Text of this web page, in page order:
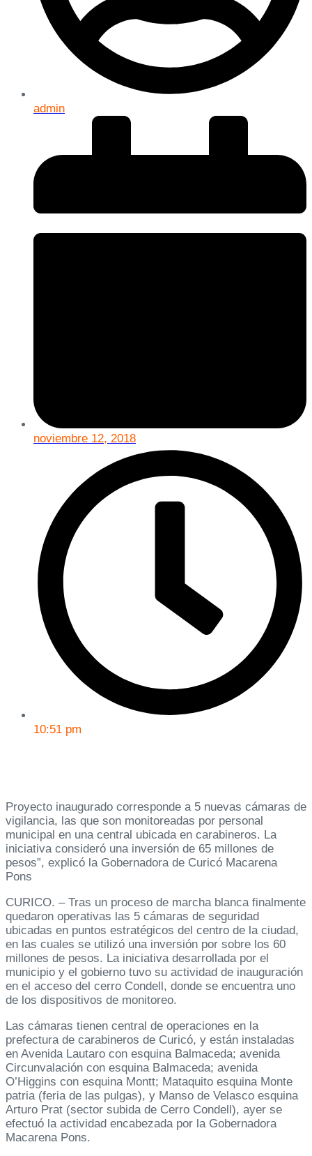
admin
noviembre 12, 2018
10:51 pm
Proyecto inaugurado corresponde a 5 nuevas cámaras de
vigilancia, las que son monitoreadas por personal
municipal en una central ubicada en carabineros. La
iniciativa consideró una inversión de 65 millones de
pesos”, explicó la Gobernadora de Curicó Macarena
Pons
CURICO. – Tras un proceso de marcha blanca finalmente
quedaron operativas las 5 cámaras de seguridad
ubicadas en puntos estratégicos del centro de la ciudad,
en las cuales se utilizó una inversión por sobre los 60
millones de pesos. La iniciativa desarrollada por el
municipio y el gobierno tuvo su actividad de inauguración
en el acceso del cerro Condell, donde se encuentra uno
de los dispositivos de monitoreo.
Las cámaras tienen central de operaciones en la
prefectura de carabineros de Curicó, y están instaladas
en Avenida Lautaro con esquina Balmaceda; avenida
Circunvalación con esquina Balmaceda; avenida
O’Higgins con esquina Montt; Mataquito esquina Monte
patria (feria de las pulgas), y Manso de Velasco esquina
Arturo Prat (sector subida de Cerro Condell), ayer se
efectuó la actividad encabezada por la Gobernadora
Macarena Pons.